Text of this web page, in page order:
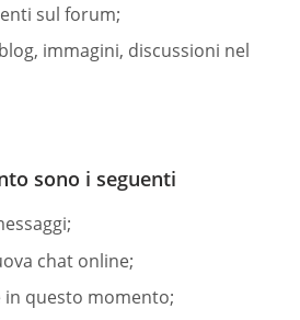
sul forum;
immagini, discussioni nel
sono i seguenti
chat online;
in questo momento;